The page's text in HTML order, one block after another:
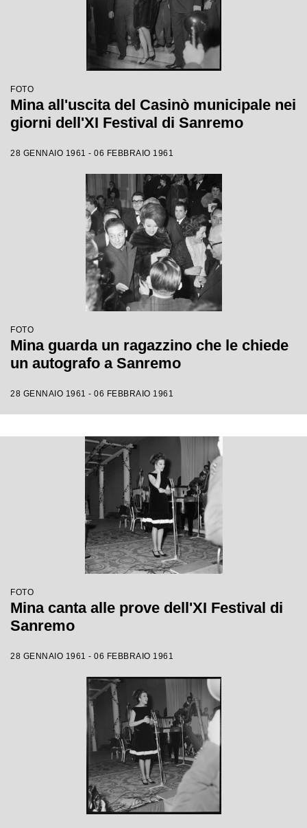
FOTO
Mina all'uscita del Casinò municipale nei
giorni dell'XI Festival di Sanremo
28 GENNAIO 1961 - 06 FEBBRAIO 1961
FOTO
Mina guarda un ragazzino che le chiede
un autografo a Sanremo
28 GENNAIO 1961 - 06 FEBBRAIO 1961
FOTO
Mina canta alle prove dell'XI Festival di
Sanremo
28 GENNAIO 1961 - 06 FEBBRAIO 1961